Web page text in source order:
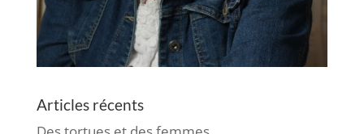
Articles récents